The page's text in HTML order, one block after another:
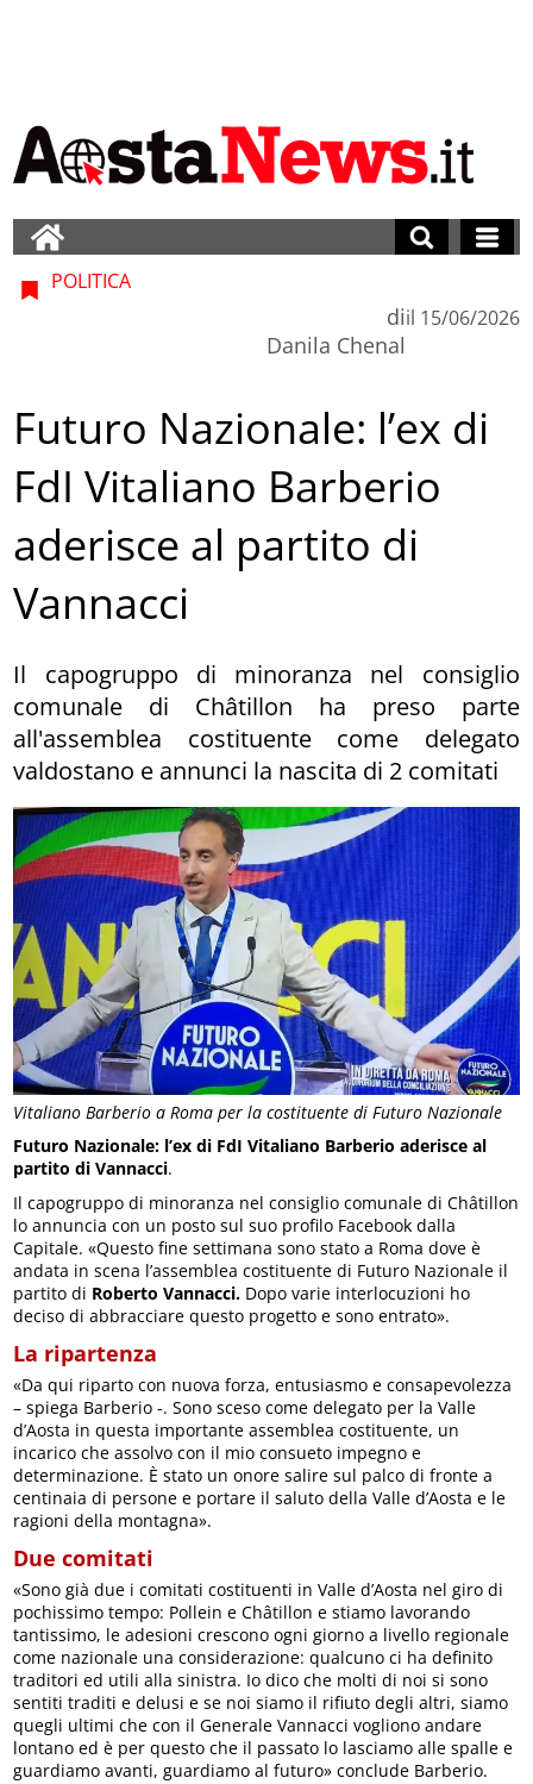
Vitaliano Barberio a Roma per la costituente di Futuro Nazionale
POLITICA
di
Danila Chenal
il 15/06/2026
Futuro Nazionale: l’ex di
FdI Vitaliano Barberio
aderisce al partito di
Vannacci
Il capogruppo di minoranza nel consiglio
comunale di Châtillon ha preso parte
all'assemblea costituente come delegato
valdostano e annunci la nascita di 2 comitati
Futuro Nazionale: l’ex di FdI Vitaliano Barberio aderisce al
partito di Vannacci.
Il capogruppo di minoranza nel consiglio comunale di Châtillon
lo annuncia con un posto sul suo profilo Facebook dalla
Capitale. «Questo fine settimana sono stato a Roma dove è
andata in scena l’assemblea costituente di Futuro Nazionale il
partito di Roberto Vannacci. Dopo varie interlocuzioni ho
deciso di abbracciare questo progetto e sono entrato».
La ripartenza
«Da qui riparto con nuova forza, entusiasmo e consapevolezza
– spiega Barberio -. Sono sceso come delegato per la Valle
d’Aosta in questa importante assemblea costituente, un
incarico che assolvo con il mio consueto impegno e
determinazione. È stato un onore salire sul palco di fronte a
centinaia di persone e portare il saluto della Valle d’Aosta e le
ragioni della montagna».
Due comitati
«Sono già due i comitati costituenti in Valle d’Aosta nel giro di
pochissimo tempo: Pollein e Châtillon e stiamo lavorando
tantissimo, le adesioni crescono ogni giorno a livello regionale
come nazionale una considerazione: qualcuno ci ha definito
traditori ed utili alla sinistra. Io dico che molti di noi si sono
sentiti traditi e delusi e se noi siamo il rifiuto degli altri, siamo
quegli ultimi che con il Generale Vannacci vogliono andare
lontano ed è per questo che il passato lo lasciamo alle spalle e
guardiamo avanti, guardiamo al futuro» conclude Barberio.